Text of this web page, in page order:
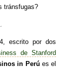
tránsfugas?
escrito por dos
de Stanford
in Perú es el